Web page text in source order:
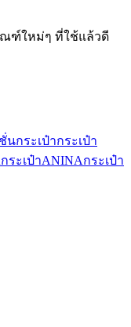
ณฑ์ใหม่ๆ ที่ใช้แล้วดี
นกระเป๋ากระเป๋า
กระเป๋าANINAกระเป๋า